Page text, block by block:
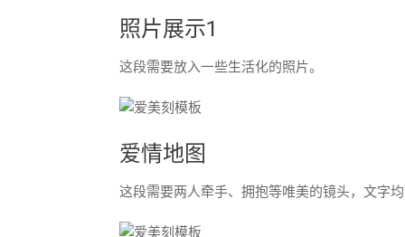
照片展示1
这段需要放入一些生活化的照片。
爱情地图
这段需要两人牵手、拥抱等唯美的镜头，文字均